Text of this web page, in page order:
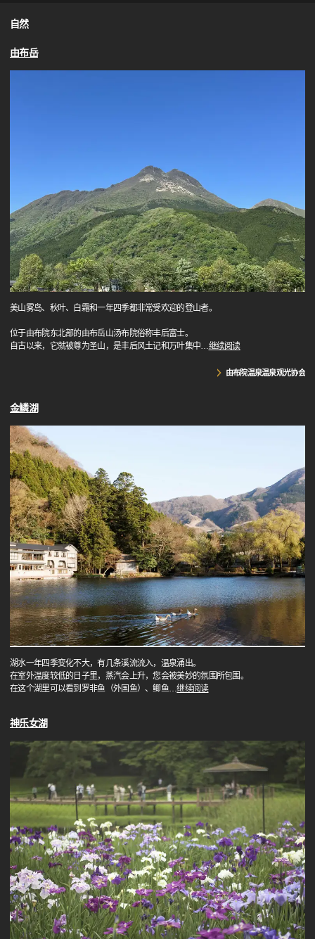
自然
由布岳
美山雾岛、秋叶、白霜和一年四季都非常受欢迎的登山者。
位于由布院东北部的由布岳山汤布院俗称丰后富士。
自古以来，它就被尊为圣山，是丰后风土记和万叶集中…继续阅读
由布院温泉温泉观光协会
金鳞湖
湖水一年四季变化不大，有几条溪流流入，温泉涌出。
在室外温度较低的日子里，蒸汽会上升，您会被美妙的氛围所包围。
在这个湖里可以看到罗非鱼（外国鱼）、鲫鱼…继续阅读
神乐女湖